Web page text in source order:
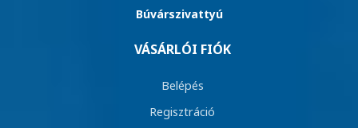
Búvárszivattyú
VÁSÁRLÓI FIÓK
Belépés
Regisztráció